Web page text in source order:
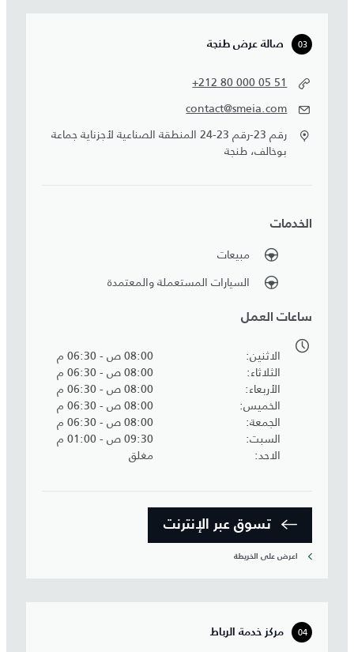
03 صالة عرض طنجة
+212 80 000 05 51
contact@smeia.com
رقم 23-رقم 23-24 المنطقة الصناعية لأجزناية جماعة
بوخالف، طنجة
الخدمات
مبيعات
السيارات المستعملة والمعتمدة
ساعات العمل
الاثنين
08:00 ص - 06:30 م
الثلاثاء
08:00 ص - 06:30 م
الأربعاء
08:00 ص - 06:30 م
الخميس
08:00 ص - 06:30 م
الجمعة
08:00 ص - 06:30 م
السبت
09:30 ص - 01:00 م
الاحد
مغلق
تسوق عبر الإنترنت
اعرض على الخريطة
04 مركز خدمة الرباط